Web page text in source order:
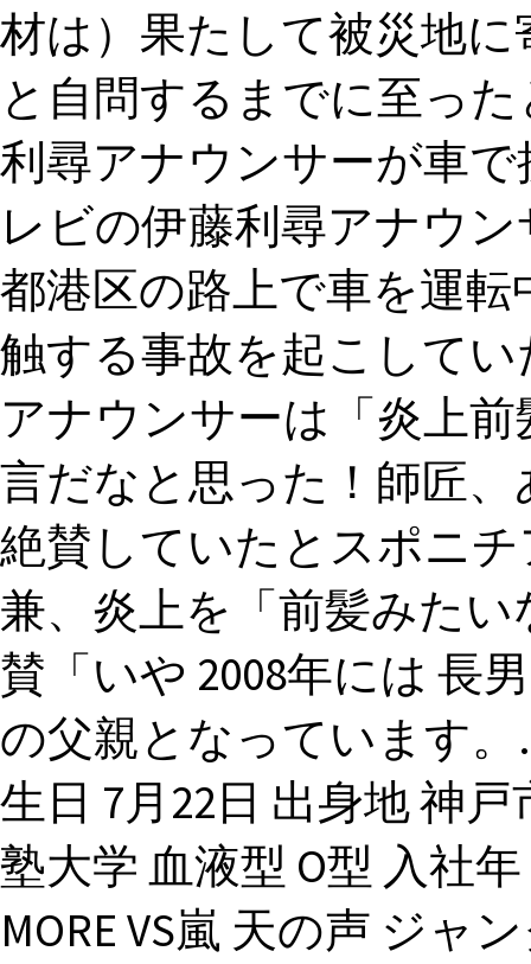
材は）果たして被災地
と自問するまでに至っ
利尋アナウンサーが車
レビの伊藤利尋アナウ
都港区の路上で車を運
触する事故を起こして
アナウンサーは「炎上
言だなと思った！師匠
絶賛していたとスポニ
兼、炎上を「前髪みた
賛「いや 2008年には 長
の父親となっています
生日 7月22日 出身地 神
塾大学 血液型 O型 入社
MORE VS嵐 天の声 ジャ